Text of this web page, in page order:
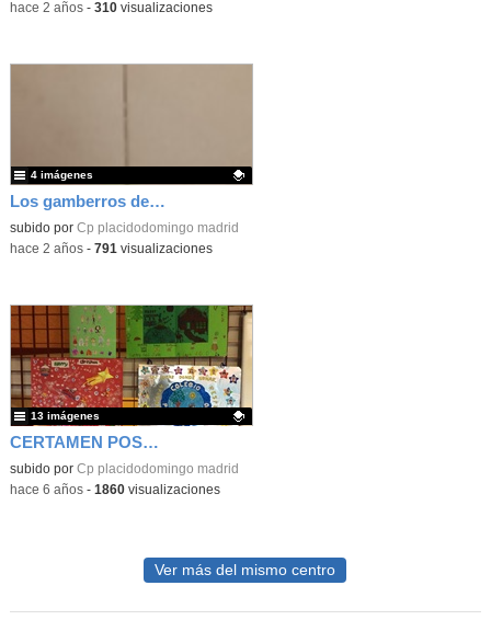
-hace 2 años- 310visualizaciones
Los gamberros del barrio de los metales
Contenido educativo.
subido por Cp placidodomingo madrid
4 imágenes
-hace 2 años- 791visualizaciones
CERTAMEN POSTALES NAVIDEÑAS
Contenido educativo.
subido por Cp placidodomingo madrid
13 imágenes
-hace 6 años- 1860visualizaciones
Ver más del mismo centro